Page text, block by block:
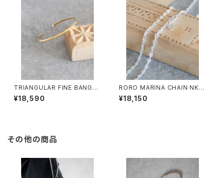
TRIANGULAR FINE BANGL
E/4098/トライアングル細バン
グル
¥18,590
RORO MARINA CHAIN NK/4
107/マリーナチェーンネックレ
ス
¥18,150
その他の商品